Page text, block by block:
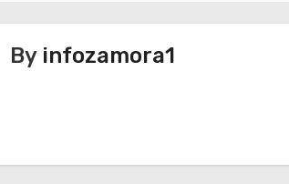
By infozamora1